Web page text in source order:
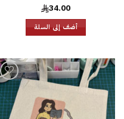
34.00
أضف إلى السلة
إضافة
إلى
قائمة